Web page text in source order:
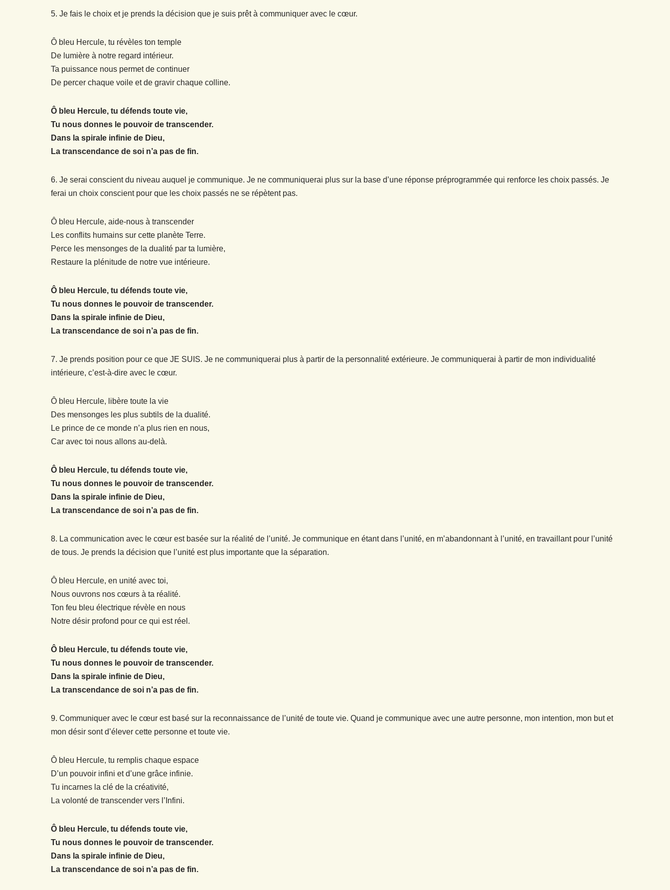
5. Je fais le choix et je prends la décision que je suis prêt à communiquer avec le cœur.
Ô bleu Hercule, tu révèles ton temple
De lumière à notre regard intérieur.
Ta puissance nous permet de continuer
De percer chaque voile et de gravir chaque colline.
Ô bleu Hercule, tu défends toute vie,
Tu nous donnes le pouvoir de transcender.
Dans la spirale infinie de Dieu,
La transcendance de soi n’a pas de fin.
6. Je serai conscient du niveau auquel je communique. Je ne communiquerai plus sur la base d’une réponse préprogrammée qui renforce les choix passés. Je
ferai un choix conscient pour que les choix passés ne se répètent pas.
Ô bleu Hercule, aide-nous à transcender
Les conflits humains sur cette planète Terre.
Perce les mensonges de la dualité par ta lumière,
Restaure la plénitude de notre vue intérieure.
Ô bleu Hercule, tu défends toute vie,
Tu nous donnes le pouvoir de transcender.
Dans la spirale infinie de Dieu,
La transcendance de soi n’a pas de fin.
7. Je prends position pour ce que JE SUIS. Je ne communiquerai plus à partir de la personnalité extérieure. Je communiquerai à partir de mon individualité
intérieure, c’est-à-dire avec le cœur.
Ô bleu Hercule, libère toute la vie
Des mensonges les plus subtils de la dualité.
Le prince de ce monde n’a plus rien en nous,
Car avec toi nous allons au-delà.
Ô bleu Hercule, tu défends toute vie,
Tu nous donnes le pouvoir de transcender.
Dans la spirale infinie de Dieu,
La transcendance de soi n’a pas de fin.
8. La communication avec le cœur est basée sur la réalité de l’unité. Je communique en étant dans l’unité, en m’abandonnant à l’unité, en travaillant pour l’unité
de tous. Je prends la décision que l’unité est plus importante que la séparation.
Ô bleu Hercule, en unité avec toi,
Nous ouvrons nos cœurs à ta réalité.
Ton feu bleu électrique révèle en nous
Notre désir profond pour ce qui est réel.
Ô bleu Hercule, tu défends toute vie,
Tu nous donnes le pouvoir de transcender.
Dans la spirale infinie de Dieu,
La transcendance de soi n’a pas de fin.
9. Communiquer avec le cœur est basé sur la reconnaissance de l’unité de toute vie. Quand je communique avec une autre personne, mon intention, mon but et
mon désir sont d’élever cette personne et toute vie.
Ô bleu Hercule, tu remplis chaque espace
D’un pouvoir infini et d’une grâce infinie.
Tu incarnes la clé de la créativité,
La volonté de transcender vers l’Infini.
Ô bleu Hercule, tu défends toute vie,
Tu nous donnes le pouvoir de transcender.
Dans la spirale infinie de Dieu,
La transcendance de soi n’a pas de fin.